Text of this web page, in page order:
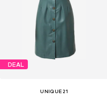
DEAL
UNIQUE21